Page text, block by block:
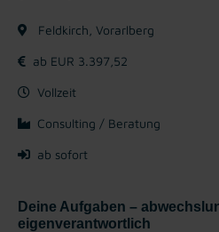
Feldkirch, Vorarlberg
ab EUR 3.397,52
Vollzeit
Consulting / Beratung
ab sofort
Deine Aufgaben –
eigenverantwortlich